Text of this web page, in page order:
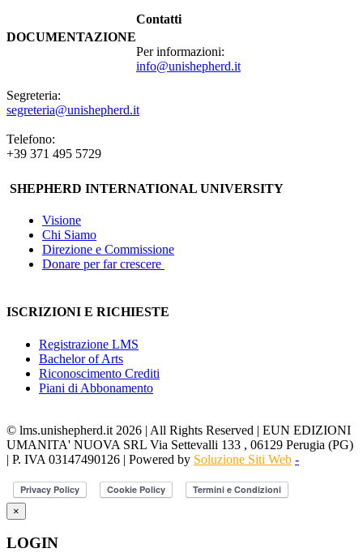
DOCUMENTAZIONE
Contatti
Per informazioni:
info@unishepherd.it
Segreteria:
segreteria@unishepherd.it
Telefono:
+39 371 495 5729
SHEPHERD INTERNATIONAL UNIVERSITY
Visione
Chi Siamo
Direzione e Commissione
Donare per far crescere
ISCRIZIONI E RICHIESTE
Registrazione LMS
Bachelor of Arts
Riconoscimento Crediti
Piani di Abbonamento
© lms.unishepherd.it 2026 | All Rights Reserved | EUN EDIZIONI
UMANITA' NUOVA SRL Via Settevalli 133 , 06129 Perugia (PG)
| P. IVA 03147490126 | Powered by Soluzione Siti Web -
×
LOGIN